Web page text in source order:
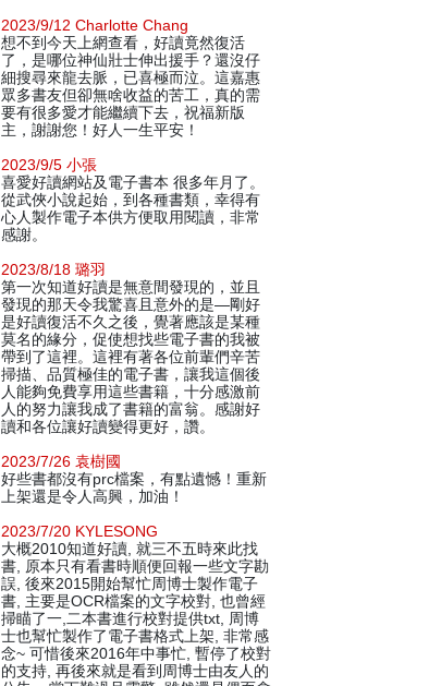
2023/9/12 Charlotte Chang
想不到今天上網查看，好讀竟然復活
了，是哪位神仙壯士伸出援手？還沒仔
細搜尋來龍去脈，已喜極而泣。這嘉惠
眾多書友但卻無啥收益的苦工，真的需
要有很多愛才能繼續下去，祝福新版
主，謝謝您！好人一生平安！
2023/9/5 小張
喜愛好讀網站及電子書本 很多年月了。
從武俠小說起始，到各種書類，幸得有
心人製作電子本供方便取用閱讀，非常
感謝。
2023/8/18 璐羽
第一次知道好讀是無意間發現的，並且
發現的那天令我驚喜且意外的是—剛好
是好讀復活不久之後，覺著應該是某種
莫名的緣分，促使想找些電子書的我被
帶到了這裡。這裡有著各位前輩們辛苦
掃描、品質極佳的電子書，讓我這個後
人能夠免費享用這些書籍，十分感激前
人的努力讓我成了書籍的富翁。感謝好
讀和各位讓好讀變得更好，讚。
2023/7/26 袁樹國
好些書都沒有prc檔案，有點遺憾！重新
上架還是令人高興，加油！
2023/7/20 KYLESONG
大概2010知道好讀, 就三不五時來此找
書, 原本只有看書時順便回報一些文字勘
誤, 後來2015開始幫忙周博士製作電子
書, 主要是OCR檔案的文字校對, 也曾經
掃瞄了一,二本書進行校對提供txt, 周博
士也幫忙製作了電子書格式上架, 非常感
念~ 可惜後來2016年中事忙, 暫停了校對
的支持, 再後來就是看到周博士由友人的